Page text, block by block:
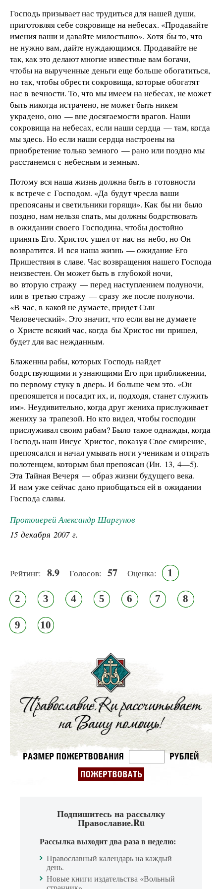
Господь призывает нас трудиться для нашей души,
приготовляя себе сокровище на небесах. «Продавайте
имения ваши и давайте милостыню». Хотя бы то, что
не нужно вам, дайте нуждающимся. Продавайте не
так, как это делают многие известные вам богачи,
чтобы на вырученные деньги еще больше обогатиться,
но так, чтобы обрести сокровища, которые обогатят
нас в вечности. То, что мы имеем на небесах, не может
быть никогда истрачено, не может быть никем
украдено, оно — вне досягаемости врагов. Наши
сокровища на небесах, если наши сердца — там, когда
мы здесь. Но если наши сердца настроены на
приобретение только земного — рано или поздно мы
расстанемся с небесным и земным.
Потому вся наша жизнь должна быть в готовности
к встрече с Господом. «Да будут чресла ваши
препоясаны и светильники горящи». Как бы ни было
поздно, нам нельзя спать, мы должны бодрствовать
в ожидании своего Господина, чтобы достойно
принять Его. Христос ушел от нас на небо, но Он
возвратится. И вся наша жизнь — ожидание Его
Пришествия в славе. Час возвращения нашего Господа
неизвестен. Он может быть в глубокой ночи,
во вторую стражу — перед наступлением полуночи,
или в третью стражу — сразу же после полуночи.
«В час, в какой не думаете, придет Сын
Человеческий». Это значит, что если вы не думаете
о Христе всякий час, когда бы Христос ни пришел,
будет для вас нежданным.
Блаженны рабы, которых Господь найдет
бодрствующими и узнающими Его при приближении,
по первому стуку в дверь. И больше чем это. «Он
препояшется и посадит их, и, подходя, станет служить
им». Неудивительно, когда друг жениха прислуживает
жениху за трапезой. Но кто видел, чтобы господин
прислуживал своим рабам? Было такое однажды, когда
Господь наш Иисус Христос, показуя Свое смирение,
препоясался и начал умывать ноги ученикам и отирать
полотенцем, которым был препоясан (Ин. 13, 4—5).
Эта Тайная Вечеря — образ жизни будущего века.
И нам уже сейчас дано приобщаться ей в ожидании
Господа славы.
Протоиерей Александр Шаргунов
15 декабря 2007 г.
Рейтинг: 8.9 Голосов: 57 Оценка: 1
2 3 4 5 6 7 8
9 10
Подпишитесь на рассылку
Православие.Ru
Рассылка выходит два раза в неделю:
Православный календарь на каждый
день.
Новые книги издательства «Вольный